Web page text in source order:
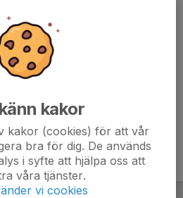
kakor
kakor (cookies) för att vår
bra för dig. De används
i syfte att hjälpa oss att
våra tjänster.
vi cookies